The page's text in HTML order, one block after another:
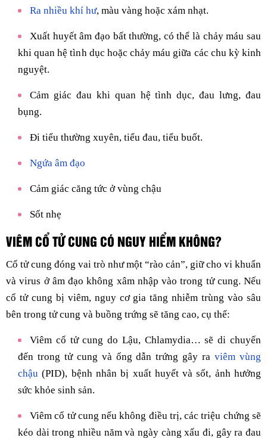
Ra nhiều khí hư, màu vàng hoặc xám nhạt.
Xuất huyết âm đạo bất thường, có thể là chảy máu sau
khi quan hệ tình dục hoặc chảy máu giữa các chu kỳ kinh
nguyệt.
Cảm giác đau khi quan hệ tình dục, đau lưng, đau
bụng.
Đi tiểu thường xuyên, tiểu đau, tiểu buốt.
Ngứa âm đạo
Cảm giác căng tức ở vùng chậu
Sốt nhẹ
VIÊM CỔ TỬ CUNG CÓ NGUY HIỂM KHÔNG?
Cổ tử cung đóng vai trò như một “rào cản”, giữ cho vi khuẩn
và virus ở âm đạo không xâm nhập vào trong tử cung. Nếu
cổ tử cung bị viêm, nguy cơ gia tăng nhiễm trùng vào sâu
bên trong tử cung và buồng trứng sẽ tăng cao, cụ thể:
Viêm cổ tử cung do Lậu, Chlamydia… sẽ di chuyển
đến trong tử cung và ống dẫn trứng gây raviêm vùng
chậu (PID), bệnh nhân bị xuất huyết và sốt, ảnh hưởng
sức khỏe sinh sản.
Viêm cổ tử cung nếu không điều trị, các triệu chứng sẽ
kéo dài trong nhiều năm và ngày càng xấu đi, gây ra đau